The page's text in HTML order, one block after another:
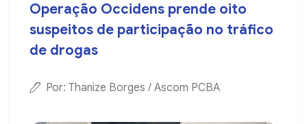
Operação Occidens prende oito
suspeitos de participação no tráfico
de drogas
Por: Thanize Borges / Ascom PCBA